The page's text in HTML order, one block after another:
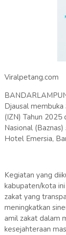
Viralpetang.com
Djausal membuka
(IZN) Tahun
Nasional
Hotel Emersia,
Kegiatan yang
kabupaten/kota
zakat yang
meningkatkan
amil zakat dalam
kesejahteraan